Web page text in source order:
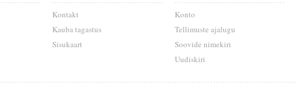
Kontakt
Kauba tagastus
Sisukaart
Konto
Tellimuste ajalugu
Soovide nimekiri
Uudiskiri